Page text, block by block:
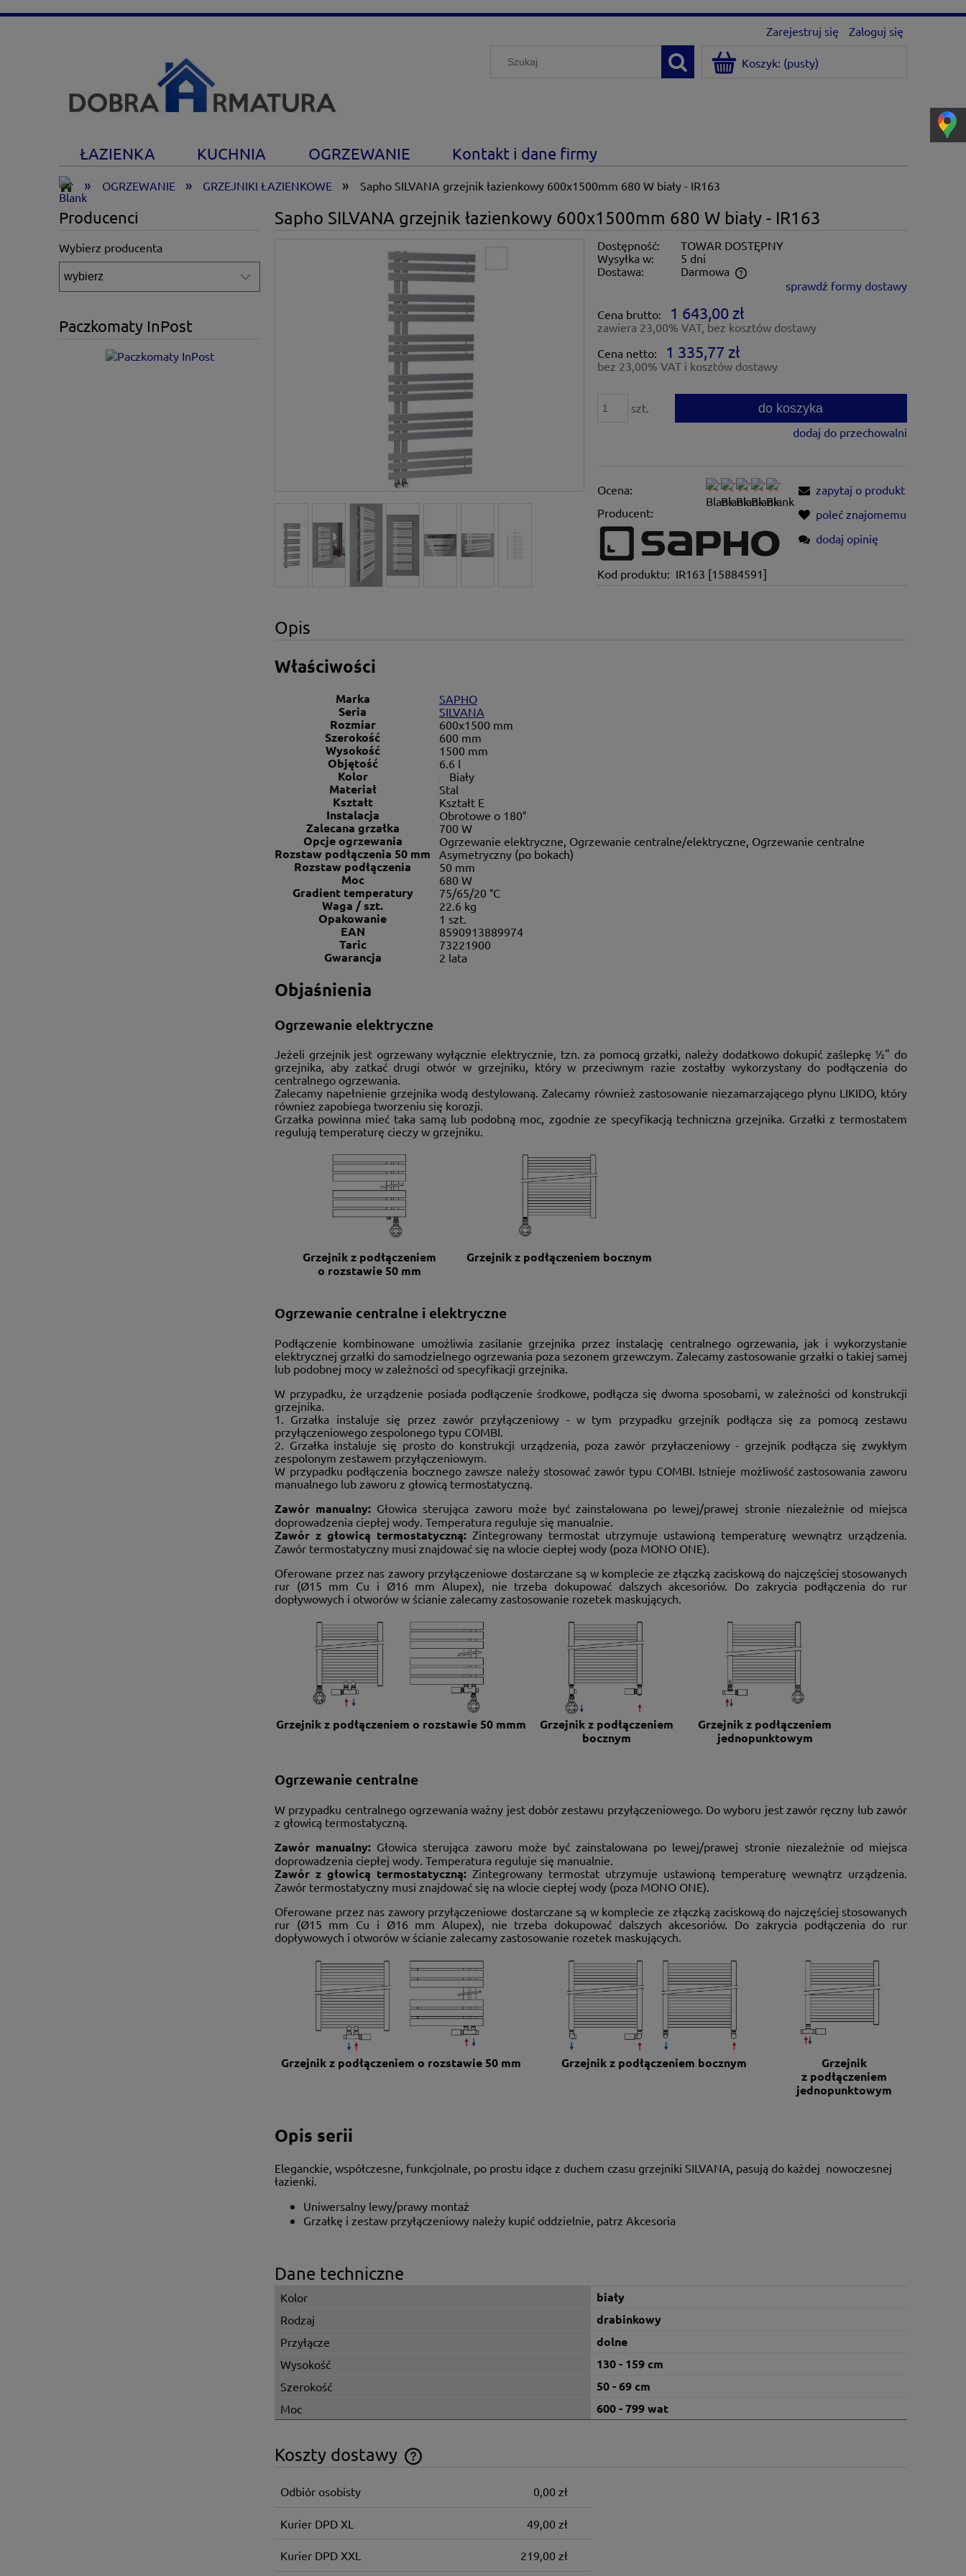
Zarejestruj się Zaloguj się
Koszyk: (pusty)
ŁAZIENKA KUCHNIA OGRZEWANIE Kontakt i dane firmy
» OGRZEWANIE » GRZEJNIKI ŁAZIENKOWE » Sapho SILVANA grzejnik łazienkowy 600x1500mm 680 W biały - IR163
Producenci
Wybierz producenta
Paczkomaty InPost
Sapho SILVANA grzejnik łazienkowy 600x1500mm 680 W biały - IR163
Dostępność:
TOWAR DOSTĘPNY
Wysyłka w:
5 dni
Dostawa:
Darmowa
sprawdź formy dostawy
Cena brutto:
1 643,00 zł
zawiera 23,00% VAT, bez kosztów dostawy
Cena netto:
1 335,77 zł
bez 23,00% VAT i kosztów dostawy
szt. do koszyka
dodaj do przechowalni
Ocena:
Producent:
Kod produktu: IR163 [15884591]
zapytaj o produkt
poleć znajomemu
dodaj opinię
Opis
Właściwości
Marka SAPHO
Seria SILVANA
Rozmiar 600x1500 mm
Szerokość 600 mm
Wysokość 1500 mm
Objętość 6.6 l
Kolor Biały
Materiał Stal
Kształt Kształt E
Instalacja Obrotowe o 180°
Zalecana grzałka 700 W
Opcje ogrzewania Ogrzewanie elektryczne, Ogrzewanie centralne/elektryczne, Ogrzewanie centralne
Rozstaw podłączenia 50 mm Asymetryczny (po bokach)
Rozstaw podłączenia 50 mm
Moc 680 W
Gradient temperatury 75/65/20 °C
Waga / szt. 22.6 kg
Opakowanie 1 szt.
EAN 8590913889974
Taric 73221900
Gwarancja 2 lata
Objaśnienia
Ogrzewanie elektryczne
Jeżeli grzejnik jest ogrzewany wyłącznie elektrycznie, tzn. za pomocą grzałki, należy dodatkowo dokupić zaślepkę ½" do
grzejnika, aby zatkać drugi otwór w grzejniku, który w przeciwnym razie zostałby wykorzystany do podłączenia do
centralnego ogrzewania.
Zalecamy napełnienie grzejnika wodą destylowaną. Zalecamy również zastosowanie niezamarzającego płynu LIKIDO, który
równiez zapobiega tworzeniu się korozji.
Grzałka powinna mieć taka samą lub podobną moc, zgodnie ze specyfikacją techniczna grzejnika. Grzałki z termostatem
regulują temperaturę cieczy w grzejniku.
Grzejnik z podłączeniem
o rozstawie 50 mm
Grzejnik z podłączeniem bocznym
Ogrzewanie centralne i elektryczne
Podłączenie kombinowane umożliwia zasilanie grzejnika przez instalację centralnego ogrzewania, jak i wykorzystanie
elektrycznej grzałki do samodzielnego ogrzewania poza sezonem grzewczym. Zalecamy zastosowanie grzałki o takiej samej
lub podobnej mocy w zależności od specyfikacji grzejnika.
W przypadku, że urządzenie posiada podłączenie środkowe, podłącza się dwoma sposobami, w zależności od konstrukcji
grzejnika.
1. Grzałka instaluje się przez zawór przyłączeniowy - w tym przypadku grzejnik podłącza się za pomocą zestawu
przyłączeniowego zespolonego typu COMBI.
2. Grzałka instaluje się prosto do konstrukcji urządzenia, poza zawór przyłaczeniowy - grzejnik podłącza się zwykłym
zespolonym zestawem przyłączeniowym.
W przypadku podłączenia bocznego zawsze należy stosować zawór typu COMBI. Istnieje możliwość zastosowania zaworu
manualnego lub zaworu z głowicą termostatyczną.
Zawór manualny: Głowica sterująca zaworu może być zainstalowana po lewej/prawej stronie niezależnie od miejsca
doprowadzenia ciepłej wody. Temperatura reguluje się manualnie.
Zawór z głowicą termostatyczną: Zintegrowany termostat utrzymuje ustawioną temperaturę wewnątrz urządzenia.
Zawór termostatyczny musi znajdować się na wlocie ciepłej wody (poza MONO ONE).
Oferowane przez nas zawory przyłączeniowe dostarczane są w komplecie ze złączką zaciskową do najczęściej stosowanych
rur (Ø15 mm Cu i Ø16 mm Alupex), nie trzeba dokupować dalszych akcesoriów. Do zakrycia podłączenia do rur
dopływowych i otworów w ścianie zalecamy zastosowanie rozetek maskujących.
Grzejnik z podłączeniem o rozstawie 50 mmm
Grzejnik z podłączeniem
bocznym
Grzejnik z podłączeniem
jednopunktowym
Ogrzewanie centralne
W przypadku centralnego ogrzewania ważny jest dobór zestawu przyłączeniowego. Do wyboru jest zawór ręczny lub zawór
z głowicą termostatyczną.
Zawór manualny: Głowica sterująca zaworu może być zainstalowana po lewej/prawej stronie niezależnie od miejsca
doprowadzenia ciepłej wody. Temperatura reguluje się manualnie.
Zawór z głowicą termostatyczną: Zintegrowany termostat utrzymuje ustawioną temperaturę wewnątrz urządzenia.
Zawór termostatyczny musi znajdować się na wlocie ciepłej wody (poza MONO ONE).
Oferowane przez nas zawory przyłączeniowe dostarczane są w komplecie ze złączką zaciskową do najczęściej stosowanych
rur (Ø15 mm Cu i Ø16 mm Alupex), nie trzeba dokupować dalszych akcesoriów. Do zakrycia podłączenia do rur
dopływowych i otworów w ścianie zalecamy zastosowanie rozetek maskujących.
Grzejnik z podłączeniem o rozstawie 50 mm Grzejnik z podłączeniem bocznym
Grzejnik
z podłączeniem
jednopunktowym
Opis serii
Eleganckie, współczesne, funkcjolnale, po prostu idące z duchem czasu grzejniki SILVANA, pasują do każdej nowoczesnej
łazienki.
Uniwersalny lewy/prawy montaż
Grzałkę i zestaw przyłączeniowy należy kupić oddzielnie, patrz Akcesoria
Dane techniczne
Kolor biały
Rodzaj drabinkowy
Przyłącze dolne
Wysokość 130 - 159 cm
Szerokość 50 - 69 cm
Moc 600 - 799 wat
Koszty dostawy
Cena nie zawiera ewentualnych kosztów
Odbiór osobisty 0,00 zł
Kurier DPD XL 49,00 zł
Kurier DPD XXL 219,00 zł